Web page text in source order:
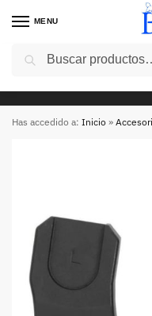
MENU
5€ de descuento en
Has accedido a: Inicio »